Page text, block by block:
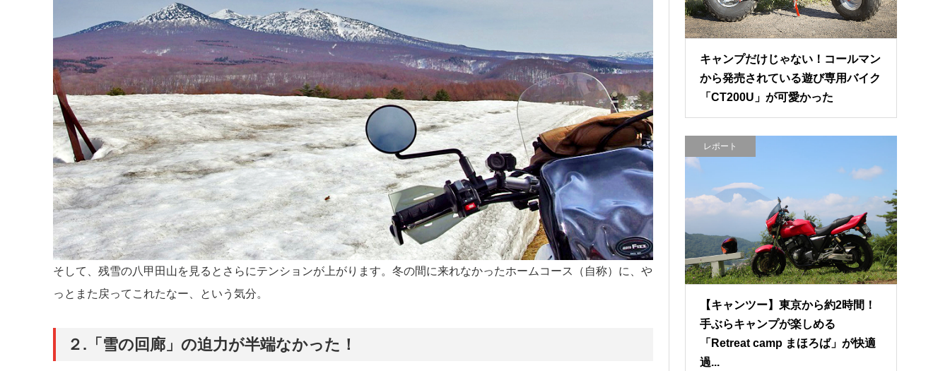
そして、残雪の八甲田山を見るとさらにテンションが上がります。冬の間に来れなかったホームコース（自称）に、や
っとまた戻ってこれたなー、という気分。
２.「雪の回廊」の迫力が半端なかった！
キャンプだけじゃない！コールマン
から発売されている遊び専用バイク
「CT200U」が可愛かった
レポート
【キャンツー】東京から約2時間！
手ぶらキャンプが楽しめる
「Retreat camp まほろば」が快適
過...